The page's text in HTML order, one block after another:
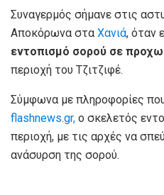
Συναγερμός σήμανε στις
Αποκόρωνα στα Χανιά, όταν
εντοπισμό σορού σε
περιοχή του Τζιτζιφέ.
Σύμφωνα με πληροφορίες
flashnews.gr, ο σκελετός
περιοχή, με τις αρχές να
ανάσυρση της σορού.